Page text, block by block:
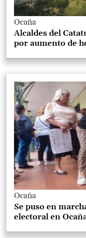
Ocaña
Alcaldes del
por aumento de
Ocaña
Se puso en
electoral en